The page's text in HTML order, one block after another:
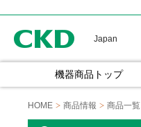
Japan
機器商品トップ
HOME 商品情報 商品一覧